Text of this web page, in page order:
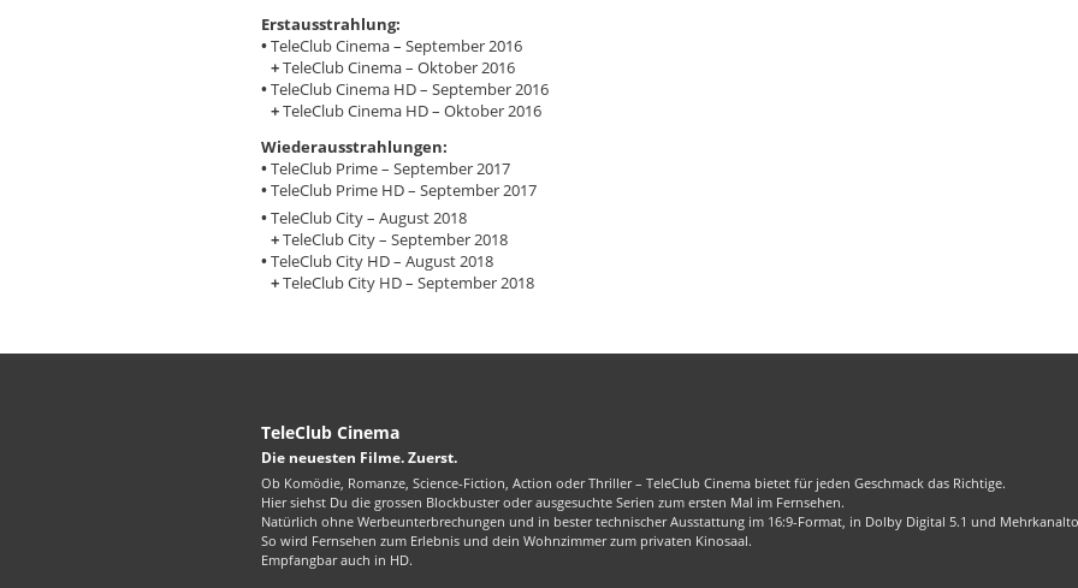
Erstausstrahlung:
•TeleClub Cinema – September 2016
+TeleClub Cinema – Oktober 2016
•TeleClub Cinema HD – September 2016
+TeleClub Cinema HD – Oktober 2016
Wiederausstrahlungen:
•TeleClub Prime – September 2017
•TeleClub Prime HD – September 2017
•TeleClub City – August 2018
+TeleClub City – September 2018
•TeleClub City HD – August 2018
+TeleClub City HD – September 2018
TeleClub Cinema
Die neuesten Filme. Zuerst.
Ob Komödie, Romanze, Science-Fiction, Action oder Thriller – TeleClub Cinema bietet für jeden Geschmack das Richtige.
Hier siehst Du die grossen Blockbuster oder ausgesuchte Serien zum ersten Mal im Fernsehen.
Natürlich ohne Werbeunterbrechungen und in bester technischer Ausstattung im 16:9-Format, in Dolby Digital 5.1 und
So wird Fernsehen zum Erlebnis und dein Wohnzimmer zum privaten Kinosaal.
Empfangbar auch in HD.